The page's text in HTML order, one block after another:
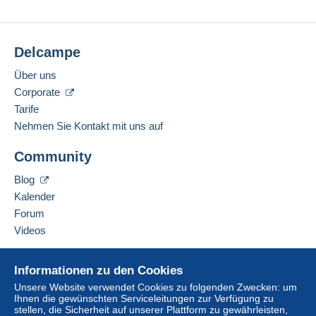
14,55 €
Von 501gr bis 2000gr
26,50 €
Französisch, Englisch (Vereinigtes Königreich),
Verkäufer kontaktieren
Diesen Verkäufer zu meiner schwarzen Liste
hinzufügen
Informationen zu den Cookies
Unsere Website verwendet Cookies zu folgenden Zwecken: um
Ihnen die gewünschten Serviceleitungen zur Verfügung zu
stellen, die Sicherheit auf unserer Plattform zu gewährleisten,
Delcampe
Über uns
Corporate
Tarife
Nehmen Sie Kontakt mit uns auf
Community
Blog
Kalender
Forum
Videos
Online-Hilfe
Auf Delcampe kaufen